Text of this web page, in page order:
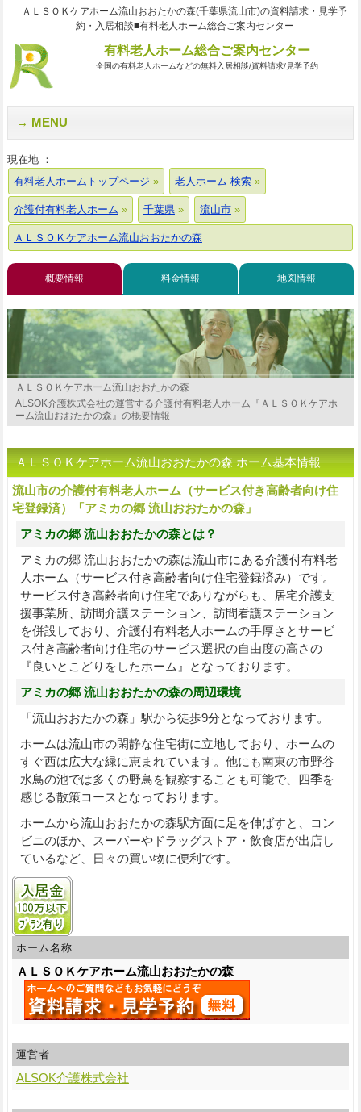
ＡＬＳＯＫケアホーム流山おおたかの森(千葉県流山市)の資料請求・見学予
約・入居相談■有料老人ホーム総合ご案内センター
有料老人ホーム総合ご案内センター
全国の有料老人ホームなどの無料入居相談/資料請求/見学予約
MENU
現在地 ：
有料老人ホームトップページ
老人ホーム 検索
介護付有料老人ホーム 千葉県 流山市
ＡＬＳＯＫケアホーム流山おおたかの森
概要情報 料金情報 地図情報
ＡＬＳＯＫケアホーム流山おおたかの森
ALSOK介護株式会社の運営する介護付有料老人ホーム『ＡＬＳＯＫケアホ
ーム流山おおたかの森』の概要情報
ＡＬＳＯＫケアホーム流山おおたかの森 ホーム基本情報
流山市の介護付有料老人ホーム（サービス付き高齢者向け住
宅登録済）「アミカの郷 流山おおたかの森」
アミカの郷 流山おおたかの森とは？
アミカの郷 流山おおたかの森は流山市にある介護付有料老
人ホーム（サービス付き高齢者向け住宅登録済み）です。
サービス付き高齢者向け住宅でありながらも、居宅介護支
援事業所、訪問介護ステーション、訪問看護ステーション
を併設しており、介護付有料老人ホームの手厚さとサービ
ス付き高齢者向け住宅のサービス選択の自由度の高さの
『良いとこどりをしたホーム』となっております。
アミカの郷 流山おおたかの森の周辺環境
「流山おおたかの森」駅から徒歩9分となっております。
ホームは流山市の閑静な住宅街に立地しており、ホームの
すぐ西は広大な緑に恵まれています。他にも南東の市野谷
水鳥の池では多くの野鳥を観察することも可能で、四季を
感じる散策コースとなっております。
ホームから流山おおたかの森駅方面に足を伸ばすと、コン
ビニのほか、スーパーやドラッグストア・飲食店が出店し
ているなど、日々の買い物に便利です。
入居金100万円以下プランあり
ホーム名称
ＡＬＳＯＫケアホーム流山おおたかの森
運営者
ALSOK介護株式会社